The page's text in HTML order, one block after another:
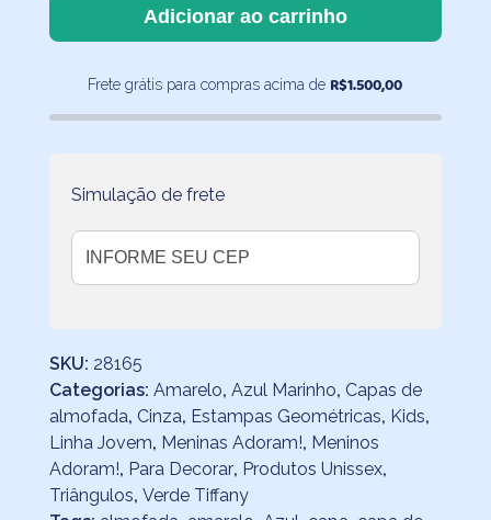
de
Triângulos
Grandes
quantidade
Adicionar ao carrinho
Frete grátis para compras acima de R$1.500,00
Simulação de frete
SKU: 28165
Categorias: Amarelo, Azul Marinho, Capas de
almofada, Cinza, Estampas Geométricas, Kids,
Linha Jovem, Meninas Adoram!, Meninos
Adoram!, Para Decorar, Produtos Unissex,
Triângulos, Verde Tiffany